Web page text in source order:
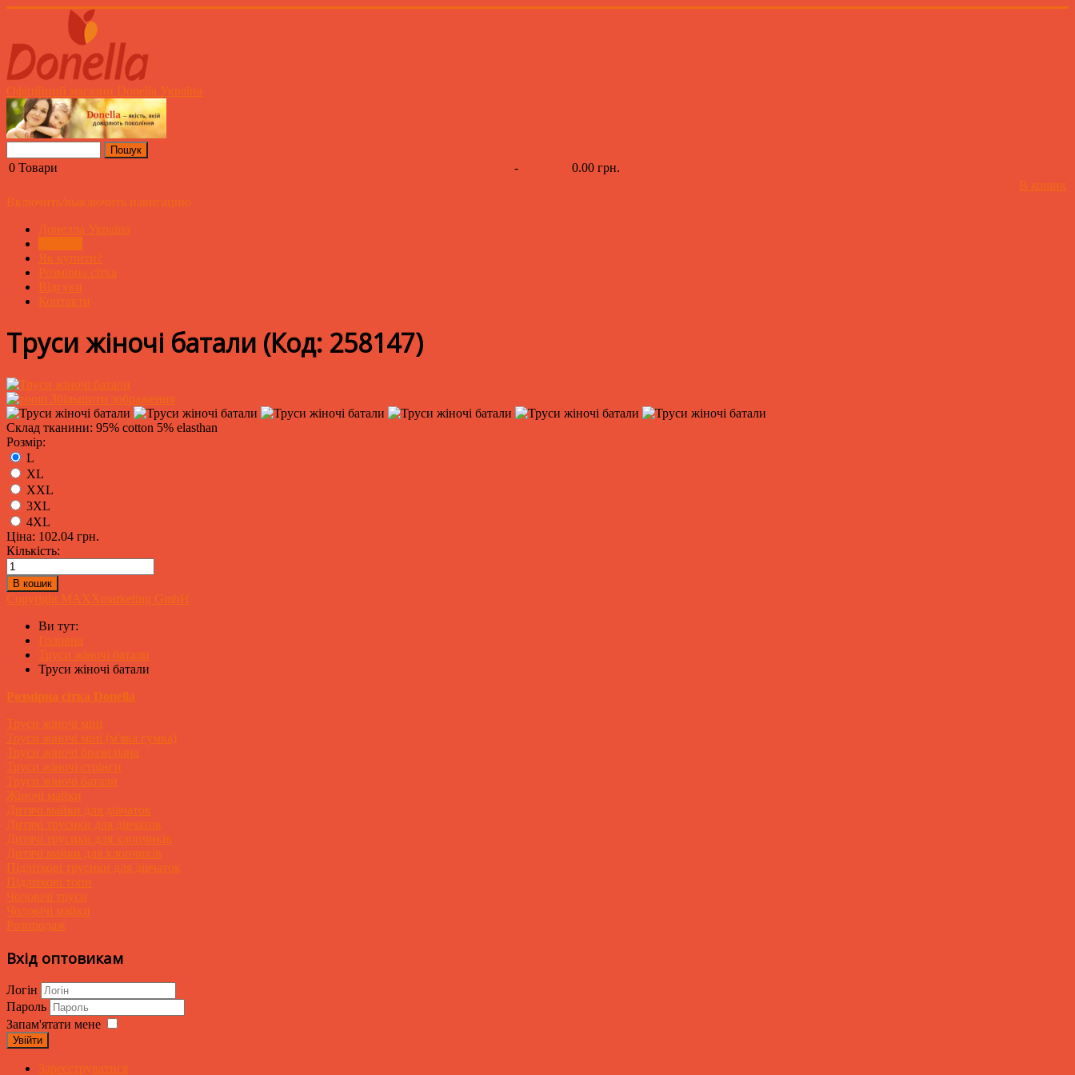
Офіційний магазин Donella Україна
0 Товари -
0.00 грн.
В кошик
Включить/выключить навигацию
Донелла Україна
Як купити?
Розмірна сітка
Відгуки
Контакти
Труси жіночі батали (Код: 258147)
Збільшити зображення
Склад тканини: 95% cotton 5% elasthan
Розмір:
L
XL
XXL
3XL
4XL
Ціна: 102.04 грн.
Кількість:
Copyright MAXXmarketing GmbH
Ви тут:
Головна
Труси жіночі батали
Труси жіночі батали
Розмірна сітка Donella
Труси жіночі міні
Труси жіночі міні (м'яка гумка)
Труси жіночі бразиліана
Труси жіночі стрінги
Труси жіночі батали
Жіночі майки
Дитячі майки для дівчаток
Дитячі трусики для дівчаток
Дитячі трусики для хлопчиків
Дитячі майки для хлопчиків
Підліткові трусики для дівчаток
Підліткові топи
Чоловічі труси
Чоловічі майки
Розпродаж
Вхід оптовикам
Логін
Пароль
Запам'ятати мене
Увійти
Зареєструватися